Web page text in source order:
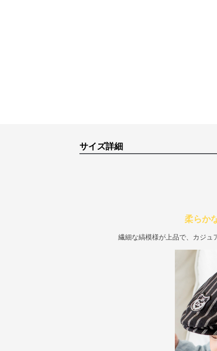
サイズ詳細
柔らか
繊細な縞模様が上品で、カジュ